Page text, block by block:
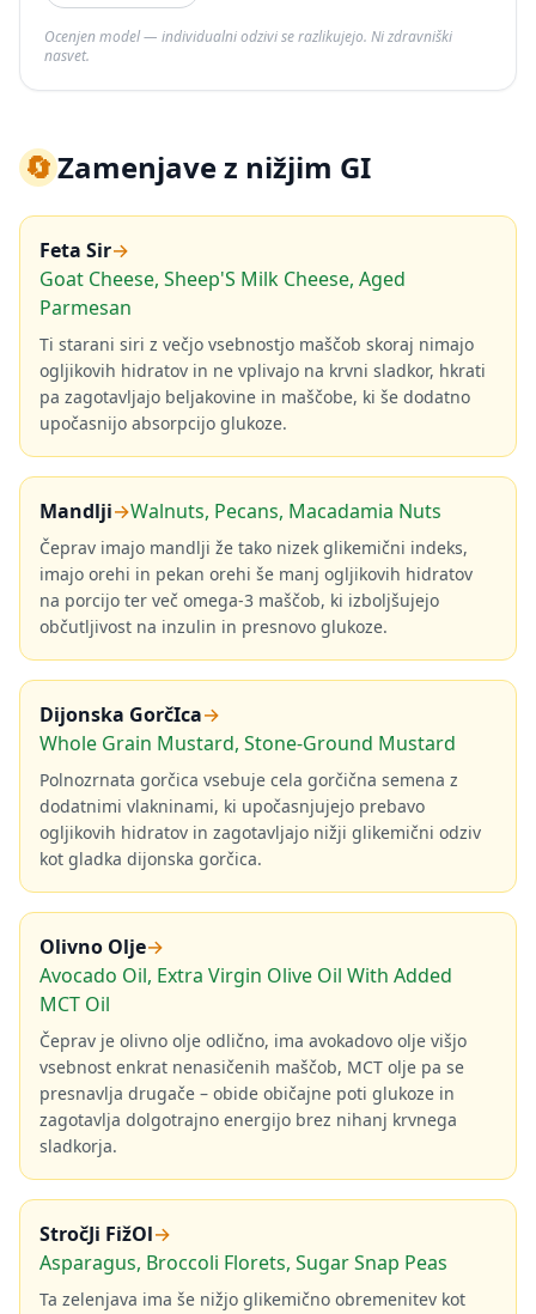
Ocenjen model — individualni odzivi se razlikujejo. Ni zdravniški
nasvet.
🔄Zamenjave z nižjim GI
Feta Sir→
Goat Cheese, Sheep'S Milk Cheese, Aged
Parmesan
Ti starani siri z večjo vsebnostjo maščob skoraj nimajo
ogljikovih hidratov in ne vplivajo na krvni sladkor, hkrati
pa zagotavljajo beljakovine in maščobe, ki še dodatno
upočasnijo absorpcijo glukoze.
Mandlji→Walnuts, Pecans, Macadamia Nuts
Čeprav imajo mandlji že tako nizek glikemični indeks,
imajo orehi in pekan orehi še manj ogljikovih hidratov
na porcijo ter več omega-3 maščob, ki izboljšujejo
občutljivost na inzulin in presnovo glukoze.
Dijonska GorčIca→
Whole Grain Mustard, Stone-Ground Mustard
Polnozrnata gorčica vsebuje cela gorčična semena z
dodatnimi vlakninami, ki upočasnjujejo prebavo
ogljikovih hidratov in zagotavljajo nižji glikemični odziv
kot gladka dijonska gorčica.
Olivno Olje→
Avocado Oil, Extra Virgin Olive Oil With Added
MCT Oil
Čeprav je olivno olje odlično, ima avokadovo olje višjo
vsebnost enkrat nenasičenih maščob, MCT olje pa se
presnavlja drugače – obide običajne poti glukoze in
zagotavlja dolgotrajno energijo brez nihanj krvnega
sladkorja.
StročJi FižOl→
Asparagus, Broccoli Florets, Sugar Snap Peas
Ta zelenjava ima še nižjo glikemično obremenitev kot